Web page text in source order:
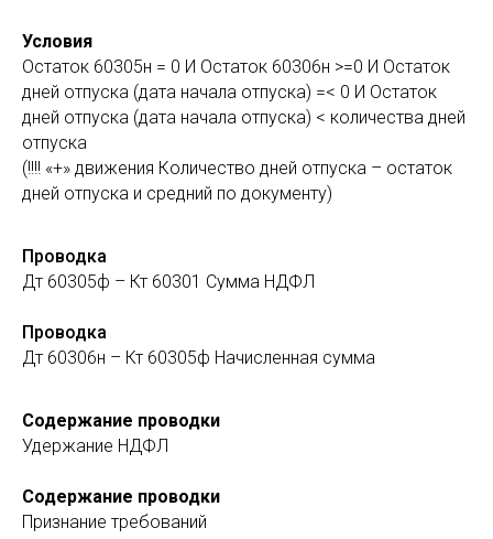
Условия
Остаток 60305н = 0 И Остаток 60306н >=0 И Остаток
дней отпуска (дата начала отпуска) =< 0 И Остаток
дней отпуска (дата начала отпуска) < количества дней
отпуска
(!!!! «+» движения Количество дней отпуска – остаток
дней отпуска и средний по документу)
Проводка
Дт 60305ф – Кт 60301 Сумма НДФЛ
Проводка
Дт 60306н – Кт 60305ф Начисленная сумма
Содержание проводки
Удержание НДФЛ
Содержание проводки
Признание требований